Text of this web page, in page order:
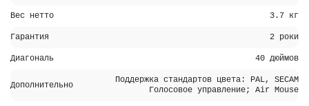
Вес нетто 3.7 кг
Гарантия 2 роки
Диагональ 40 дюймов
Дополнительно
Поддержка стандартов цвета: PAL, SECAM
Голосовое управление; Air Mouse